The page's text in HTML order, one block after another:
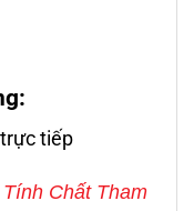
:
tiếp
Chất Tham